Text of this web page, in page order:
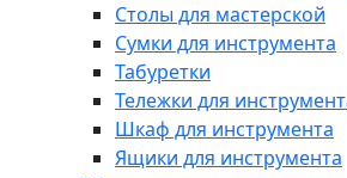
Столы для мастерской
Сумки для инструмента
Табуретки
Тележки для
Шкаф для инструмента
Ящики для инструмента